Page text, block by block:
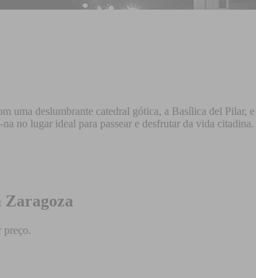
uma deslumbrante catedral gótica, a Basílica del Pilar,
no lugar ideal para passear e desfrutar da vida citadina.
Zaragoza
preço.